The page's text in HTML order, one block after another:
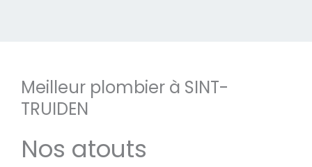
Meilleur plombier à SINT-
TRUIDEN
Nos atouts